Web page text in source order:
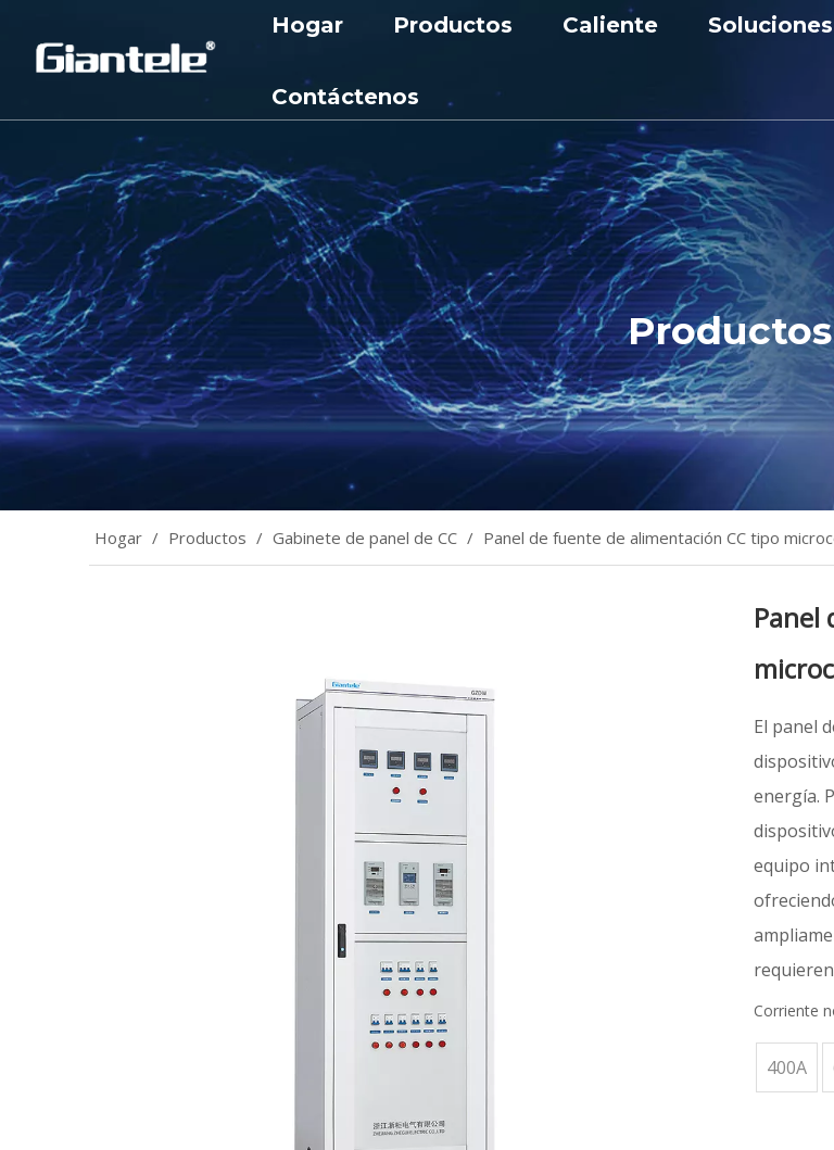
Hogar Productos
Aparamenta de media tensión
Transformador
Cortacircuitos
Reactor de condensador
Gabinete de panel de CC
Subestación Prefabricada
Caliente
Disyuntor de vacío
Banco de condensadores
Unidad principal de anillo
Soluciones
Contáctenos
Productos
Hogar / Productos / Gabinete de panel de CC / Panel de fuente de alimentación CC tipo
Panel
El panel
energía.
equipo
Corriente
400A